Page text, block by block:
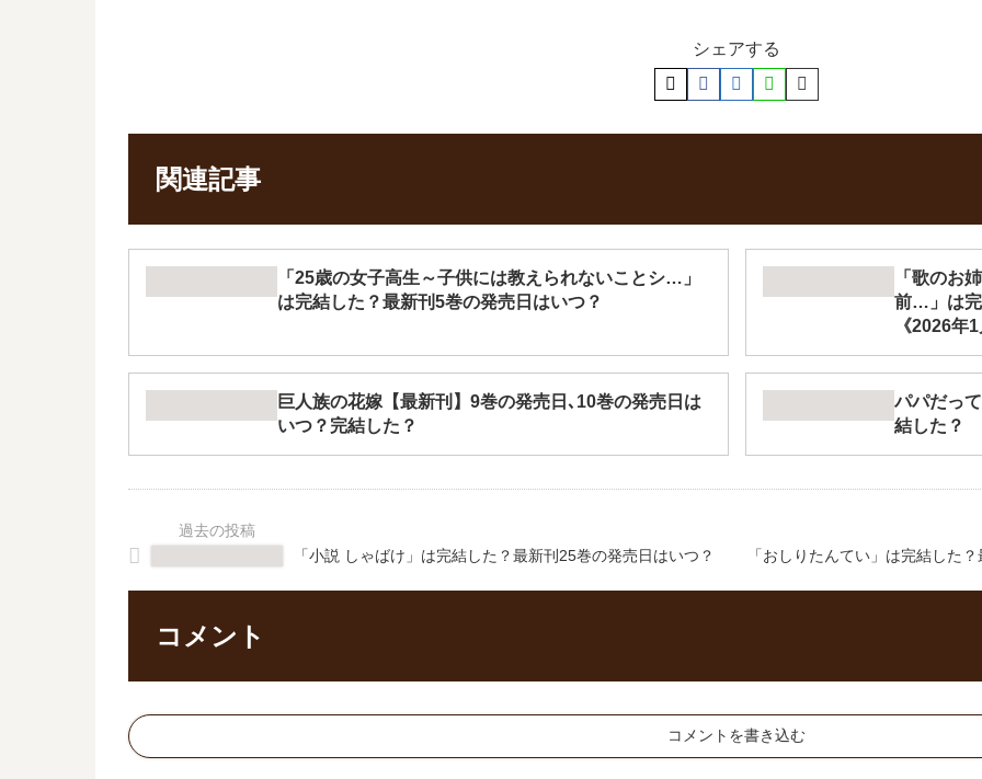
シェアする
関連記事
「25歳の女子高生～子供には教えられないことシ…」
は完結した？最新刊5巻の発売日はいつ？
「歌のお
前…」は完
《2026年
巨人族の花嫁【最新刊】9巻の発売日､10巻の発売日は
いつ？完結した？
パパだっ
結した？
「小説 しゃばけ」は完結した？最新刊25巻の発売日はいつ？ 「おしりたんてい」は完結した
コメント
コメントを書き込む